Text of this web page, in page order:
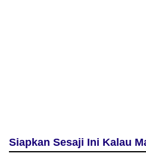
Siapkan Sesaji Ini Kalau